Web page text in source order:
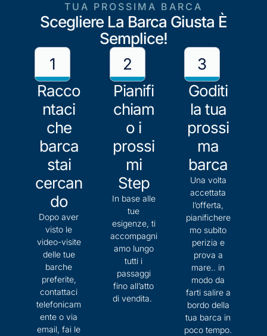
TUA PROSSIMA BARCA
Scegliere La Barca Giusta È
Semplice!
1
Racco
ntaci
che
barca
stai
cercan
do
Dopo aver
visto le
video-visite
delle tue
barche
preferite,
contattaci
telefonicam
ente o via
email, fai le
2
Pianifi
chiam
o i
prossi
mi
Step
In base alle
tue
esigenze, ti
accompagni
amo lungo
tutti i
passaggi
fino all’atto
di vendita.
3
Goditi
la tua
prossi
ma
barca
Una volta
accettata
l’offerta,
pianifichere
mo subito
perizia e
prova a
mare.. in
modo da
farti salire a
bordo della
tua barca in
poco tempo.